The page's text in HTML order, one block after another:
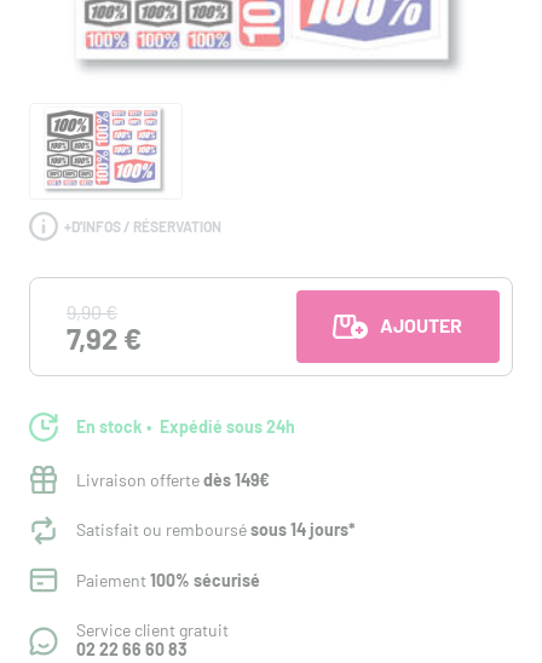
+D'INFOS / RÉSERVATION
9,90 €
7,92 € AJOUTER AU
En stock Expédié sous 24h
Livraison offertedès 149€
Satisfait ou remboursésous 14 jours*
Paiement100% sécurisé
Service client gratuit
02 22 66 60 83